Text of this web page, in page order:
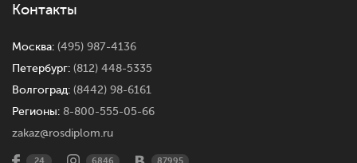
Контакты
Москва: (495) 987-4136
Петербург: (812) 448-5335
Волгоград: (8442) 98-6161
Регионы: 8-800-555-05-66
zakaz@rosdiplom.ru